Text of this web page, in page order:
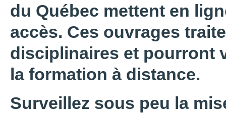
du Québec mettent en
accès. Ces ouvrages
disciplinaires et pourront
la formation à distance.
Surveillez sous peu la